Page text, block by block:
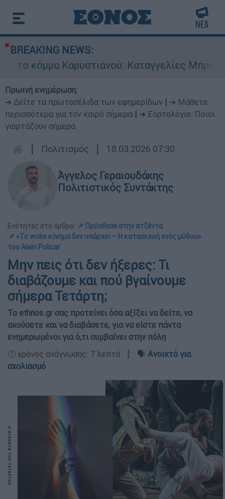
BREAKING NEWS:
Καρυστιανού: Καταγγελίες Μπρουτζάκη για
Πρωινή ενημέρωση:
➔ Δείτε τα πρωτοσέλιδα των εφημερίδων
➔ Μάθετε
περισσότερα για τον καιρό σήμερα
➔ Εορτολόγιο: Ποιοι
γιορτάζουν σήμερα
┋ Πολιτισμός ┋ 18.03.2026 07:30
Άγγελος Γεραιουδάκης
Πολιτιστικός Συντάκτης
Ενότητες στο άρθρο: 📌 Πρόσθεσε στην ατζέντα
📌 «Το woke κίνημα δεν υπάρχει – Η κατασκευή ενός μύθου»
του Alain Policar
Μην πεις ότι δεν ήξερες: Τι
διαβάζουμε και πού βγαίνουμε
σήμερα Τετάρτη;
Το ethnos.gr σας προτείνει όσα αξίζει να δείτε, να
ακούσετε και να διαβάσετε, για να είστε πάντα
ενημερωμένοι για ό,τι συμβαίνει στην πόλη
🕛 χρόνος ανάγνωσης: 7 λεπτά ┋ 🗣️ Ανοικτό για
σχολιασμό